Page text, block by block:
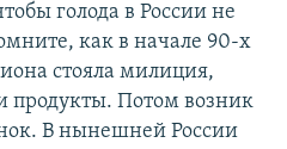
голода в России не
как в начале 90-х
стояла милиция,
продукты. Потом возник
В нынешней России